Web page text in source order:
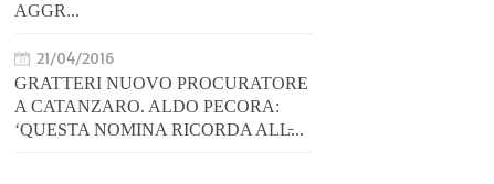
AGGR...
21/04/2016
GRATTERI NUOVO PROCURATORE
A CATANZARO. ALDO PECORA:
‘QUESTA NOMINA RICORDA ALL̵...